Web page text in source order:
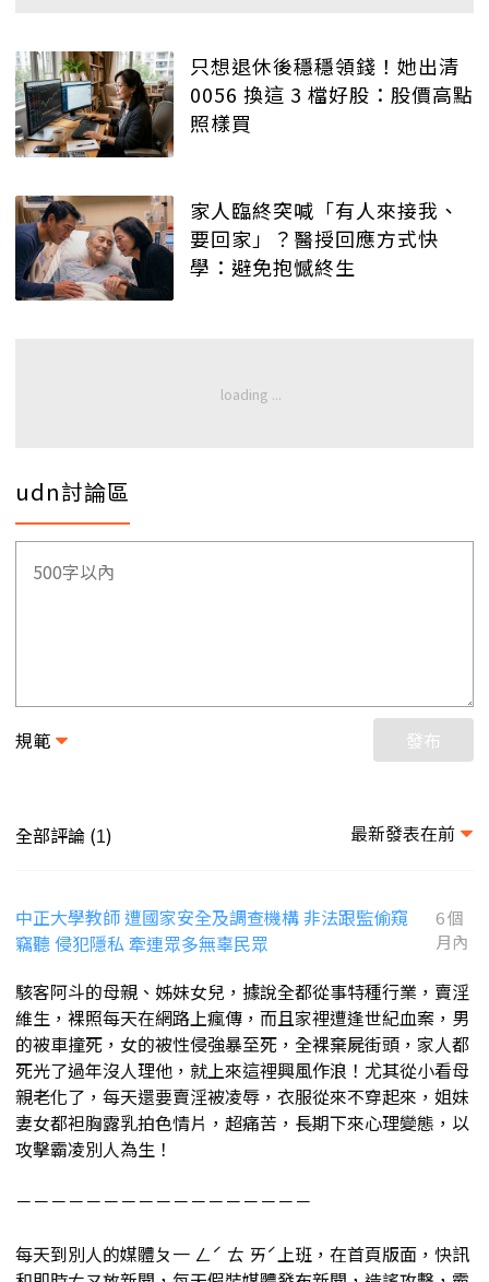
只想退休後穩穩領錢！她出清
0056 換這 3 檔好股：股價高點
照樣買
家人臨終突喊「有人來接我、
要回家」？醫授回應方式快
學：避免抱憾終生
udn討論區
規範 發布
全部評論 (1) 最新發表在前
中正大學教師 遭國家安全及調查機構 非法跟監偷窺
竊聽 侵犯隱私 牽連眾多無辜民眾
6 個
月內
駭客阿斗的母親、姊妹女兒，據說全都從事特種行業，賣淫
維生，裸照每天在網路上瘋傳，而且家裡遭逢世紀血案，男
的被車撞死，女的被性侵強暴至死，全裸棄屍街頭，家人都
死光了過年沒人理他，就上來這裡興風作浪！尤其從小看母
親老化了，每天還要賣淫被凌辱，衣服從來不穿起來，姐妹
妻女都袒胸露乳拍色情片，超痛苦，長期下來心理變態，以
攻擊霸凌別人為生！
－－－－－－－－－－－－－－－－－
每天到別人的媒體ㄆ一 ㄥˊ ㄊ ㄞˊ上班，在首頁版面，快訊